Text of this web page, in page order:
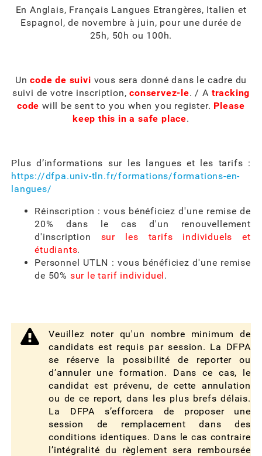
En Anglais, Français Langues Etrangères, Italien et
Espagnol, de novembre à juin, pour une durée de
25h, 50h ou 100h.
Uncode de suivi vous sera donné dans le cadre du
suivi de votre inscription,conservez-le. / A tracking
code will be sent to you when you register. Please
keep this in a safe place.
Plus d’informations sur les langues et les tarifs :
https://dfpa.univ-tln.fr/formations/formations-en-
langues/
Réinscription : vous bénéficiez d'une remise de
20% dans le cas d'un renouvellement
d'inscription sur les tarifs individuels et
étudiants.
Personnel UTLN : vous bénéficiez d'une remise
de 50% sur le tarif individuel.
Veuillez noter qu'un nombre minimum de
candidats est requis par session. La DFPA
se réserve la possibilité de reporter ou
d’annuler une formation. Dans ce cas, le
candidat est prévenu, de cette annulation
ou de ce report, dans les plus brefs délais.
La DFPA s’efforcera de proposer une
session de remplacement dans des
conditions identiques. Dans le cas contraire
l’intégralité du règlement sera remboursée